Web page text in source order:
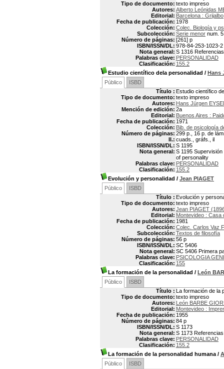
Tipo de documento: texto impreso
Autores: Alberto Leónidas
Editorial: Barcelona : Grijalbo
Fecha de publicación: 1978
Colección: Colec. Biología y
Subcolección: Serie menor num. 5
Número de páginas: [261] p
ISBN/ISSN/DL: 978-84-253-1023-2
Nota general: S 1316
Palabras clave: PERSONALIDAD
Clasificación: 155.2
Estudio científico dela personalidad / Hans
Público
ISBD
Título : Estudio científico
Tipo de documento: texto impreso
Autores: Hans Jürgen
Mención de edición: 2a
Editorial: Buenos Aires :
Fecha de publicación: 1971
Colección: Bib. de psicología
Número de páginas: 299 p., 16 p. de
Il.: cuads., gráfs., il
ISBN/ISSN/DL: S 1195
Nota general: S 1195
of personality
Palabras clave: PERSONALIDAD
Clasificación: 155.2
Evolución y personalidad / Jean PIAGET
Público
ISBD
Título : Evolución y
Tipo de documento: texto impreso
Autores: Jean PIAGET
Editorial: Montevideo : Casa
Fecha de publicación: 1981
Colección: Colec. Carlos Vaz
Subcolección: Textos de filosofía
Número de páginas: 56 p
ISBN/ISSN/DL: SC 5406
Nota general: SC 5406 Primera
Palabras clave: PSICOLOGIA
Clasificación: 155
La formación de la personalidad / León
Público
ISBD
Título : La formación de la
Tipo de documento: texto impreso
Autores: León BARBE
Editorial: Montevideo :
Fecha de publicación: 1955
Número de páginas: 84 p
ISBN/ISSN/DL: S 1173
Nota general: S 1173
Palabras clave: PERSONALIDAD
Clasificación: 155.2
La formación de la personalidad humana /
Público
ISBD